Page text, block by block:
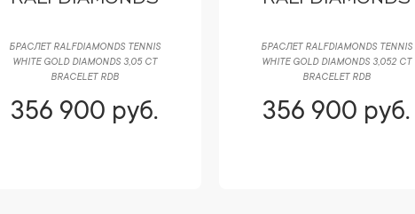
БРАСЛЕТ RALFDIAMONDS TENNIS
WHITE GOLD DIAMONDS 3,05 CT
BRACELET RDB
356 900 руб.
БРАСЛЕТ RALFDIAMONDS TENNIS
WHITE GOLD DIAMONDS 3,052 CT
BRACELET RDB
356 900 руб.